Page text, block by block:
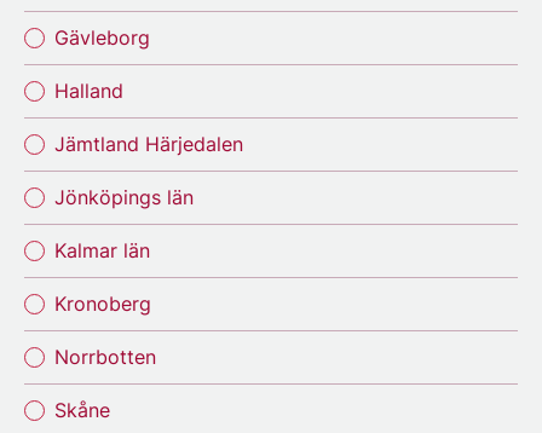
Gävleborg
Halland
Jämtland Härjedalen
Jönköpings län
Kalmar län
Kronoberg
Norrbotten
Skåne